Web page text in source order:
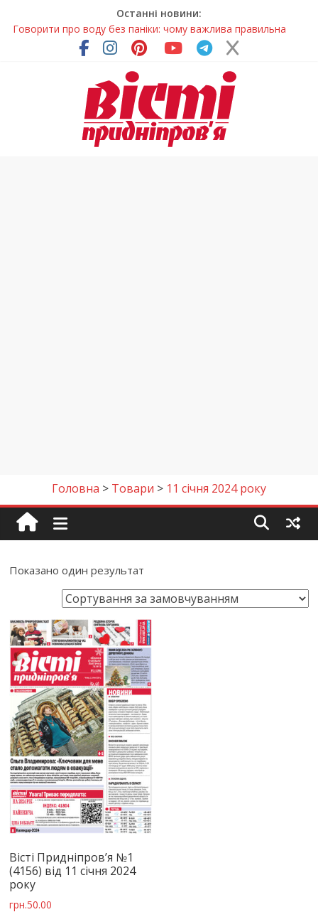
Останні новини:
Лікар – на екрані: Як працюють телемедичні центри на
Дніпропетровщині
У Дніпрі триває масштабна підготовка до опалювального
Пошуки тривають: на Дніпропетровщині досліджують місце
розташування легендарного монастиря (Фото)
Ветерани Дніпропетровщини отримують шанс на власне
Головна > Товари > 11 січня 2024 року
Показано один результат
Вісті Придніпров’я №1
(4156) від 11 січня 2024
року
грн.50.00